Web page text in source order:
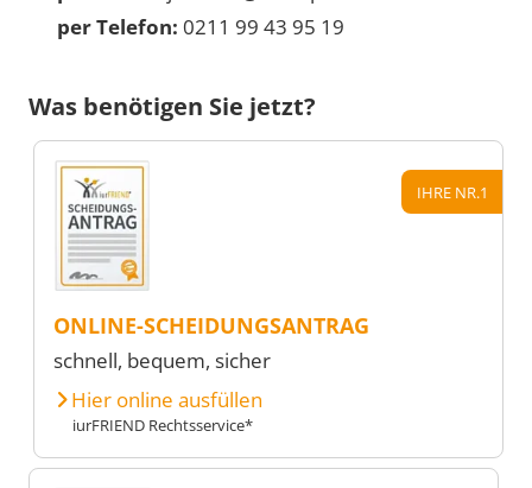
per Telefon: 0211 99 43 95 19
Was benötigen Sie jetzt?
IHRE NR.1
ONLINE-SCHEIDUNGSANTRAG
schnell, bequem, sicher
Hier online ausfüllen
iurFRIEND Rechtsservice*